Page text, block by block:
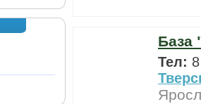
База
Тел: